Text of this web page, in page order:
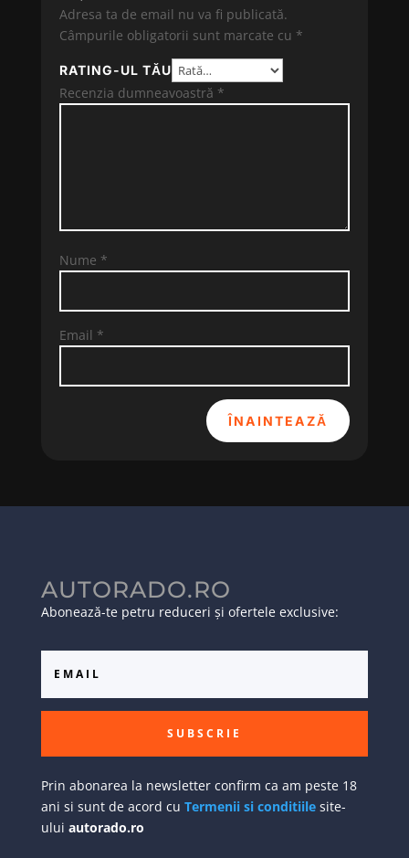
Adresa ta de email nu va fi publicată.
Câmpurile obligatorii sunt marcate cu *
RATING-UL TĂU
Recenzia dumneavoastră *
Nume *
Email *
ÎNAINTEAZĂ
AUTORADO.RO
Abonează-te petru reduceri și ofertele exclusive:
SUBSCRIE
Prin abonarea la newsletter confirm ca am peste 18
ani si sunt de acord cu Termenii si conditiilesite-
ului autorado.ro